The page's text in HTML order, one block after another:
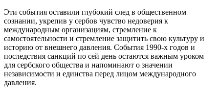
Эти события оставили глубокий след в общественном
сознании, укрепив у сербов чувство недоверия к
международным организациям, стремление к
самостоятельности и стремление защитить свою культуру и
историю от внешнего давления. События 1990-х годов и
последствия санкций по сей день остаются важным уроком
для сербского общества и напоминают о значении
независимости и единства перед лицом международного
давления.